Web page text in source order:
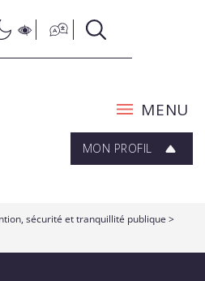
MENU
MON PROFIL
sécurité et tranquillité publique >